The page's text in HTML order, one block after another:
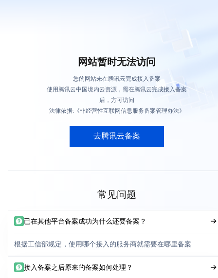
网站暂时无法访问
您的网站未在腾讯云完成接入备案
使用腾讯云中国境内云资源，需在腾讯云完成接入备案
后，方可访问
法律依据:《非经营性互联网信息服务备案管理办法》
去腾讯云备案
常见问题
已在其他平台备案成功为什么还要备案？
根据工信部规定，使用哪个接入的服务商就需要在哪里备案
接入备案之后原来的备案如何处理？